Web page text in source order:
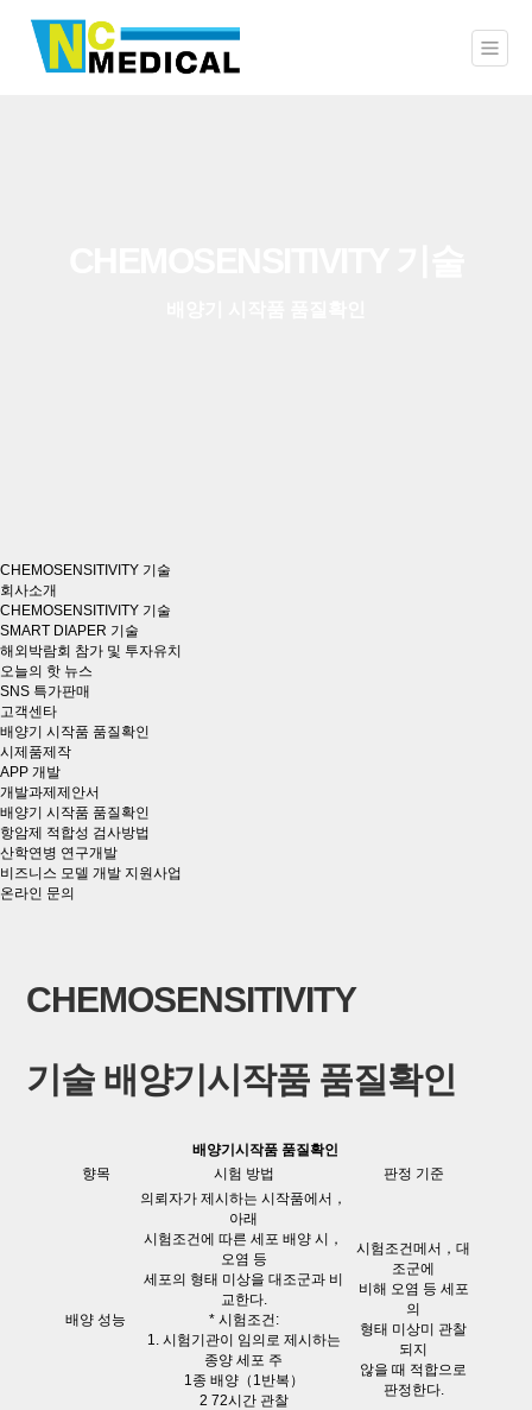
CHEMOSENSITIVITY 기술
회사소개
CHEMOSENSITIVITY 기술
SMART DIAPER 기술
해외박람회 참가 및 투자유치
오늘의 핫 뉴스
SNS 특가판매
고객센타
배양기 시작품 품질확인
시제품제작
APP 개발
개발과제제안서
배양기 시작품 품질확인
항암제 적합성 검사방법
산학연병 연구개발
비즈니스 모델 개발 지원사업
온라인 문의
CHEMOSENSITIVITY
기술 배양기시작품 품질확인
배양기시작품 품질확인
향목
시험 방법 판정 기준
배양 성능
의뢰자가 제시하는 시작품에서，
아래
시험조건에 따른 세포 배양 시，
오염 등
세포의 형태 미상을 대조군과 비
교한다.
* 시험조건:
1. 시험기관이 임의로 제시하는
종양 세포 주
1종 배양（1반복）
2 72시간 관찰
시험조건메서，대
조군에
비해 오염 등 세포
의
형태 미상미 관찰
되지
않을 때 적합으로
판정한다.